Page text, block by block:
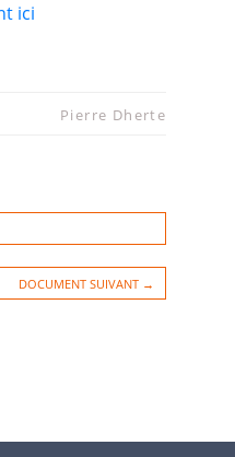
ici
Pierre Dherte
DOCUMENT SUIVANT →